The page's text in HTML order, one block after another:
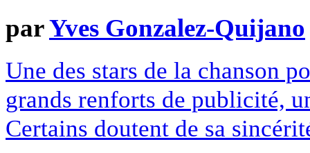
parYves Gonzalez-Quijano
Une des stars de la chanson
grands renforts de publicité,
Certains doutent de sa